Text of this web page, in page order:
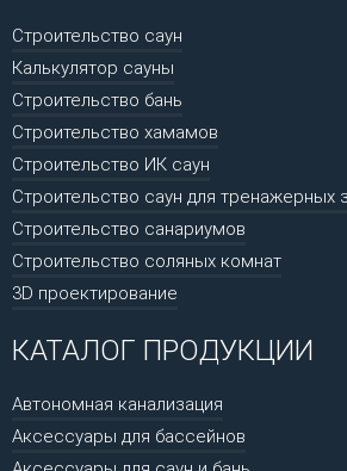
Строительство саун
Калькулятор сауны
Строительство бань
Строительство хамамов
Строительство ИК саун
Строительство саун для тренажерных
Строительство санариумов
Строительство соляных комнат
3D проектирование
КАТАЛОГ ПРОДУКЦИИ
Автономная канализация
Аксессуары для бассейнов